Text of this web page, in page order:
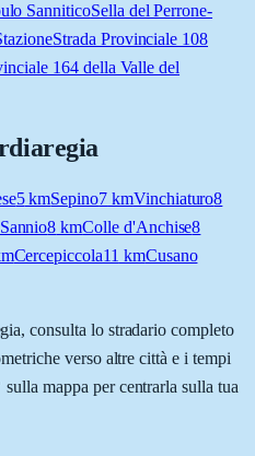
SanniticoSella del Perrone-
Strada Provinciale 108
164 della Valle del
5kmSepino7 kmVinchiaturo8
8 kmColle d'Anchise8
Cercepiccola11 kmCusano
, consulta lo stradario completo
verso altre città e i tempi
mappa per centrarla sulla tua